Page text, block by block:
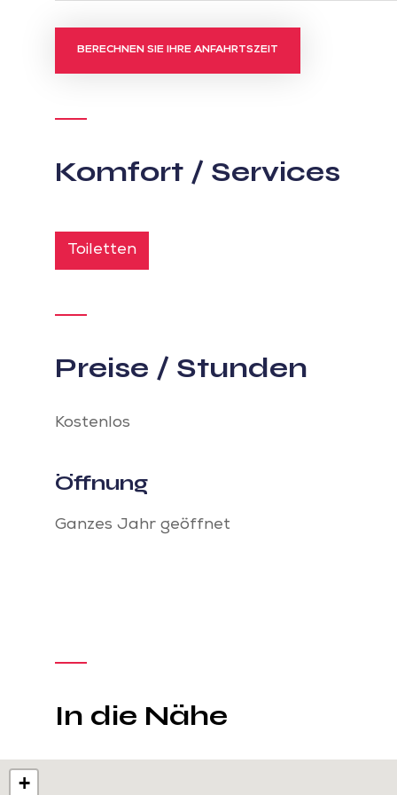
BERECHNEN SIE IHRE ANFAHRTSZEIT
Komfort / Services
Toiletten
Preise / Stunden
Kostenlos
Öffnung
Ganzes Jahr geöffnet
In die Nähe
+